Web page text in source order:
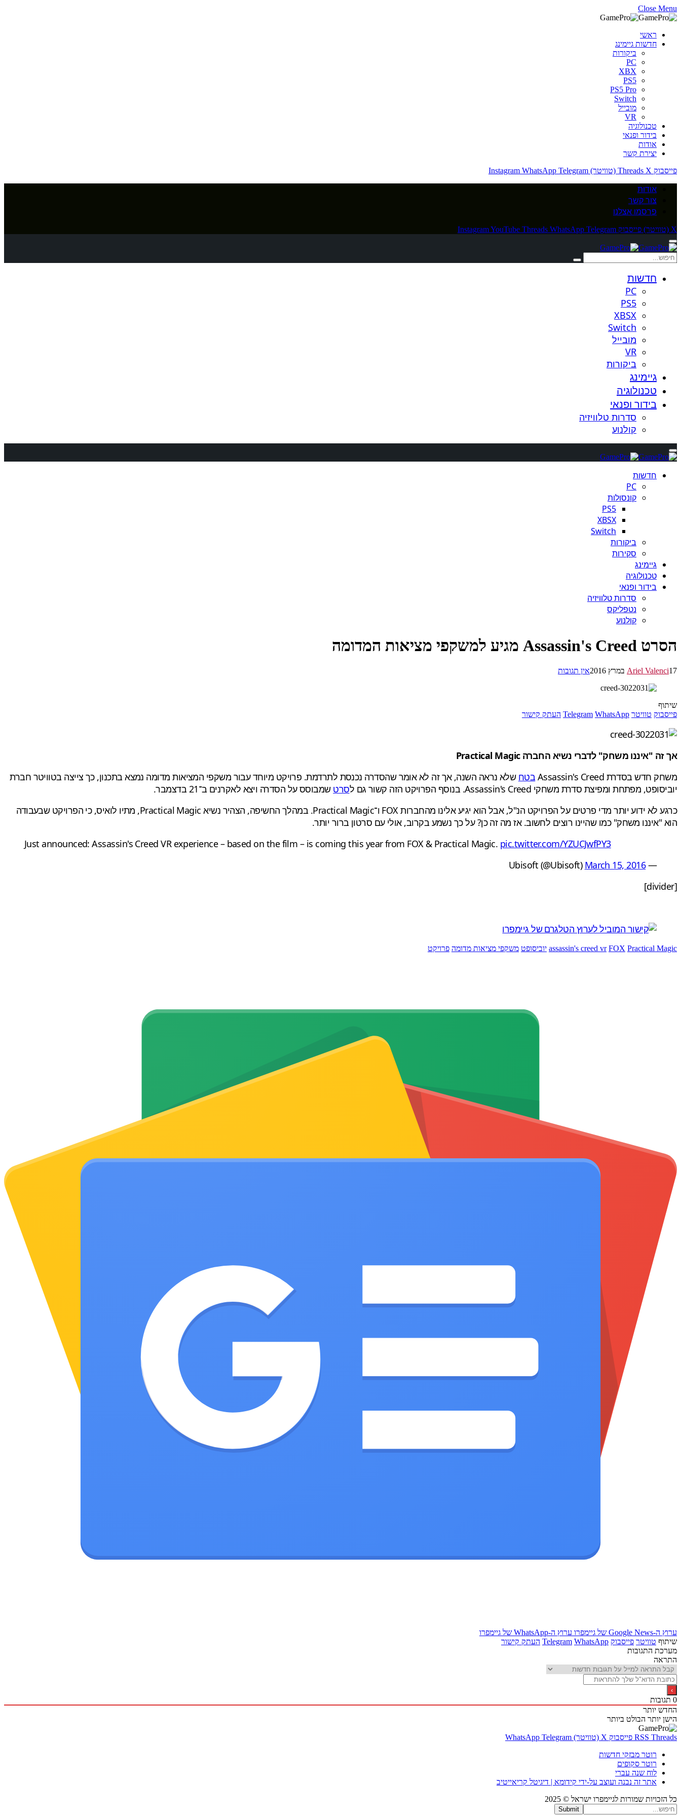
Close Menu
ראשי
חדשות גיימינג
ביקורות
PC
XBX
PS5
PS5 Pro
Switch
מובייל
VR
טכנולוגיה
בידור ופנאי
אודות
יצירת קשר
פייסבוק
Threads X (טוויטר) Instagram WhatsApp Telegram
אודות
צור קשר
פרסמו אצלנו
X (טוויטר) פייסבוק InstagramYouTube Threads WhatsApp Telegram
חדשות
PC
PS5
XBSX
Switch
מובייל
VR
ביקורות
גיימינג
טכנולוגיה
בידור ופנאי
סדרות טלוויזיה
קולנוע
חדשות
PC
קונסולות
PS5
XBSX
Switch
ביקורות
סקירות
גיימינג
טכנולוגיה
בידור ופנאי
סדרות טלוויזיה
נטפליקס
קולנוע
הסרט Assassin's Creed מגיע למשקפי מציאות המדומה
Ariel Valenci17 במרץ 2016 אין תגובות
שיתוף
פייסבוק טוויטר Telegram WhatsApp העתק קישור
אך זה "איננו משחק" לדברי נשיא החברה Practical Magic
משחק חדש בסדרת Assassin's Creed
בטח שלא נראה השנה, אך זה לא אומר שהסדרה נכנסת לתרדמת. פרויקט מיוחד עבור משקפי המציאות מדומה נמצא בתכנון, כך צייצה בטוויטר חברת
יוביסופט, מפתחת ומפיצת סדרת משחקי Assassin's Creed. בנוסף הפרויקט הזה קשור גם ל
סרט שמבוסס על הסדרה ויצא לאקרנים ב־21 בדצמבר.
כרגע לא ידוע יותר מדי פרטים על הפרויקט הנ"ל, אבל הוא יגיע אלינו מהחברות FOX ו־Practical Magic. במהלך החשיפה, הצהיר נשיא Practical Magic, מתיו לואיס, כי הפרויקט שבעבודה
הוא "איננו משחק" כמו שהיינו רוצים לחשוב. אז מה זה כן? על כך נשמע בקרוב, אולי עם סרטון ברור יותר.
Just announced: Assassin's Creed VR experience – based on the film – is coming this year from FOX & Practical Magic. pic.twitter.com/YZUCJwfPY3
— Ubisoft (@Ubisoft)
March 15, 2016
[divider]
assassin's creed vr FOX Practical Magic יוביסופט משקפי מציאות מדומה פרויקט
ערוץ ה-Google News של גיימפרו
ערוץ ה-WhatsApp של גיימפרו
שיתוף טוויטר פייסבוק Telegram WhatsApp
העתק קישור
מערכת התגובות
התראה
0 תגובות
החדש יותר
הישן יותר הבולט ביותר
RSS Threads פייסבוק X (טוויטר) WhatsApp Telegram
רוטר מבזקי חדשות
רוטר סקופים
לוח שנה עברי
אתר זה נבנה ועוצב על-ידי קידומא | דיגיטל קריאייטיב
כל הזכויות שמורות לגיימפרו ישראל © 2025
Submit